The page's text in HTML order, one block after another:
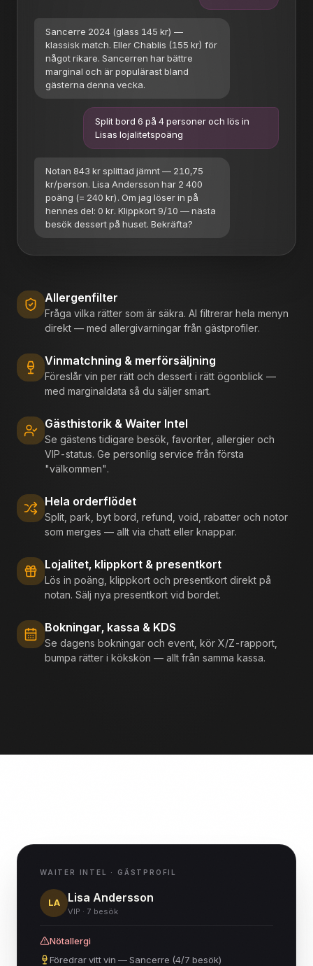
Sancerre 2024 (glass 145 kr) —
klassisk match. Eller Chablis (155 kr) för
något rikare. Sancerren har bättre
marginal och är populärast bland
gästerna denna vecka.
Split bord 6 på 4 personer och lös in
Lisas lojalitetspoäng
Notan 843 kr splittad jämnt — 210,75
kr/person. Lisa Andersson har 2 400
poäng (= 240 kr). Om jag löser in på
hennes del: 0 kr. Klippkort 9/10 — nästa
besök dessert på huset. Bekräfta?
Allergenfilter
Fråga vilka rätter som är säkra. AI filtrerar hela menyn
direkt — med allergivarningar från gästprofiler.
Vinmatchning & merförsäljning
Föreslår vin per rätt och dessert i rätt ögonblick —
med marginaldata så du säljer smart.
Gästhistorik & Waiter Intel
Se gästens tidigare besök, favoriter, allergier och
VIP-status. Ge personlig service från första
"välkommen".
Hela orderflödet
Split, park, byt bord, refund, void, rabatter och notor
som merges — allt via chatt eller knappar.
Lojalitet, klippkort & presentkort
Lös in poäng, klippkort och presentkort direkt på
notan. Sälj nya presentkort vid bordet.
Bokningar, kassa & KDS
Se dagens bokningar och event, kör X/Z-rapport,
bumpa rätter i kökskön — allt från samma kassa.
WAITER INTEL · GÄSTPROFIL
LA Lisa Andersson
VIP · 7 besök
Nötallergi
Föredrar vitt vin — Sancerre (4/7 besök)